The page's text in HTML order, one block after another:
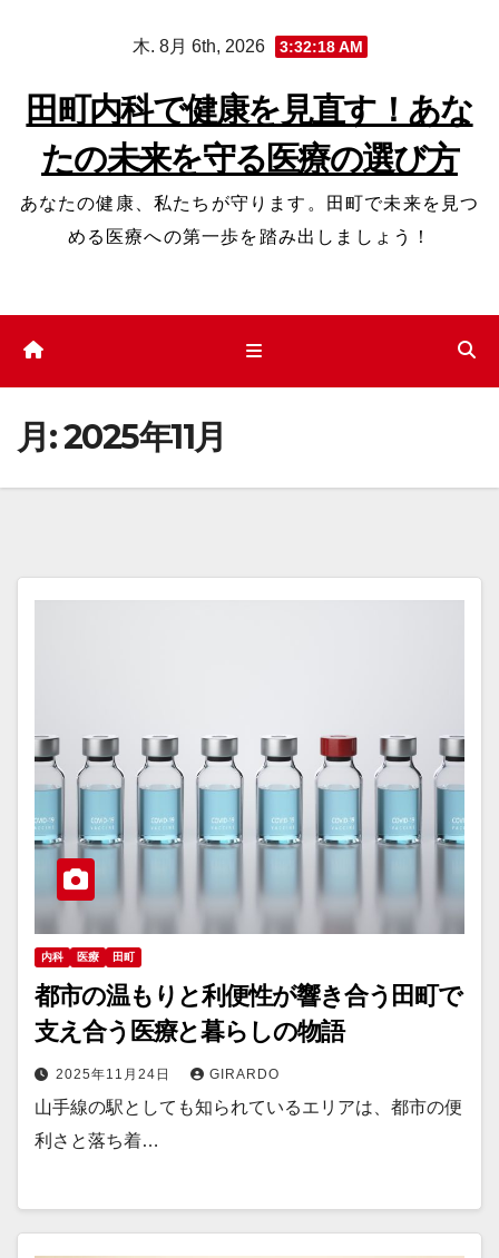
プ
木. 8月 6th, 2026 3:32:19 AM
田町内科で健康を見直す！あな
たの未来を守る医療の選び方
あなたの健康、私たちが守ります。田町で未来を見つ
める医療への第一歩を踏み出しましょう！
月:2025年11月
内科 医療 田町
都市の温もりと利便性が響き合う田町で
支え合う医療と暮らしの物語
2025年11月24日 GIRARDO
山手線の駅としても知られているエリアは、都市の便
利さと落ち着…